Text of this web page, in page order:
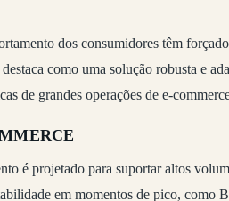
dos consumidores têm forçado
como uma solução robusta e
de grandes operações de e-
é projetado para suportar altos
em momentos de pico, como